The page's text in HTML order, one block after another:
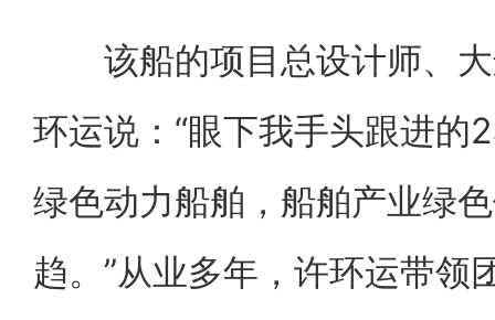
该船的项目总设计师、大
环运说：“眼下我手头跟进的
绿色动力船舶，船舶产业绿
趋。”从业多年，许环运带领